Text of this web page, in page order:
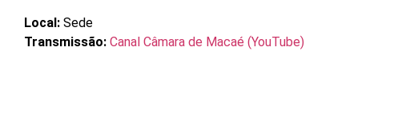
Local: Sede
Transmissão: Canal Câmara de Macaé (YouTube)